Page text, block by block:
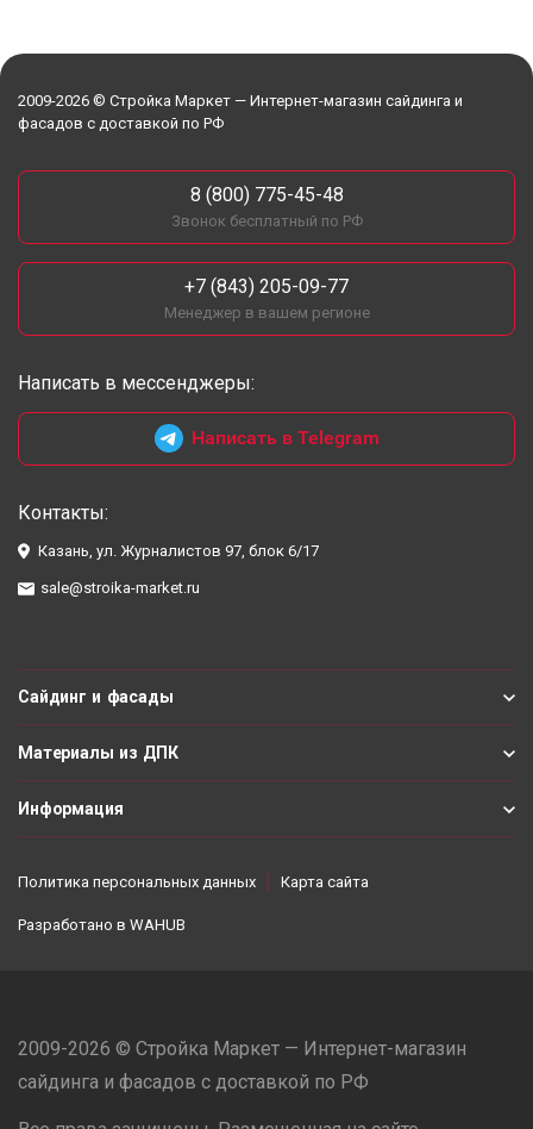
2009-2026 © Стройка Маркет — Интернет-магазин сайдинга и
фасадов с доставкой по РФ
8 (800) 775-45-48
Звонок бесплатный по РФ
+7 (843) 205-09-77
Менеджер в вашем регионе
Написать в мессенджеры:
Написать в Telegram
Контакты:
Казань, ул. Журналистов 97, блок 6/17
sale@stroika-market.ru
Сайдинг и фасады
Материалы из ДПК
Информация
Политика персональных данных Карта сайта
Разработано в WAHUB
2009-2026 © Стройка Маркет — Интернет-магазин
сайдинга и фасадов с доставкой по РФ